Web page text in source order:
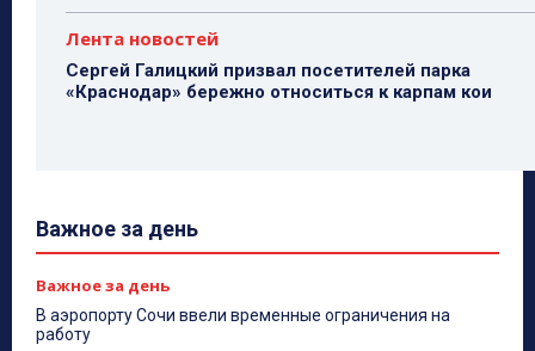
Лента новостей
Сергей Галицкий призвал посетителей парка
«Краснодар» бережно относиться к карпам кои
Важное за день
Важное за день
В аэропорту Сочи ввели временные ограничения на
работу